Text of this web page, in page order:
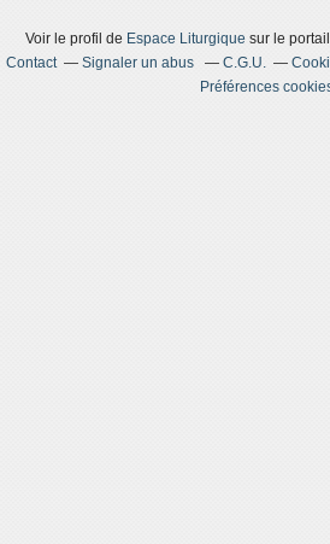
Voir le profil de Espace Liturgiquesur le
Contact
Signaler un abus C.G.U.
Préférences